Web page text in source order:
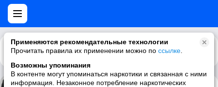
Применяются рекомендательные технологии
Прочитать правила их применении можно по ссылке
Возможны упоминания
В контенте могут упоминаться наркотики и связанная с ними
информация. Незаконное потребление наркотических
Каталог Рекомендации